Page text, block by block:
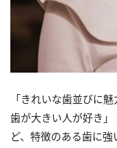
「きれいな歯並びに
歯が大きい人が好き
ど、特徴のある歯に強